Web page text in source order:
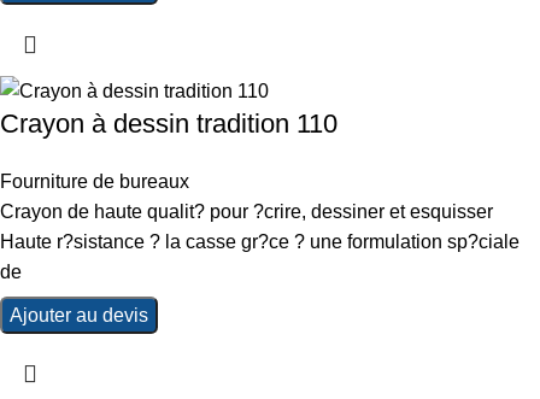
Crayon à dessin tradition 110
Fourniture de bureaux
Crayon de haute qualit? pour ?crire, dessiner et esquisser
Haute r?sistance ? la casse gr?ce ? une formulation sp?ciale
de
Ajouter au devis